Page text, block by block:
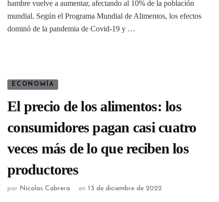
hambre vuelve a aumentar, afectando al 10% de la población
mundial. Según el Programa Mundial de Alimentos, los efectos
dominó de la pandemia de Covid-19 y …
ECONOMÍA
El precio de los alimentos: los
consumidores pagan casi cuatro
veces más de lo que reciben los
productores
por Nicolas Cabrera en 13 de diciembre de 2022